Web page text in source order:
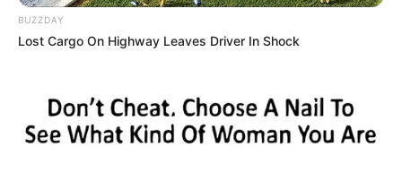
Ausflug mit der Bahn
Kinoprogramm
Fremdenverkehrsamt und Tourist Information
Veranstaltung für Ansbach eintragen
BUZZDAY
Lost Cargo On Highway Leaves Driver In Shock